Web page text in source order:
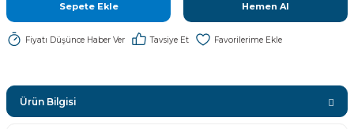
Sepete Ekle Hemen Al
Fiyatı Düşünce Haber Ver Tavsiye Et
Ürün Bilgisi